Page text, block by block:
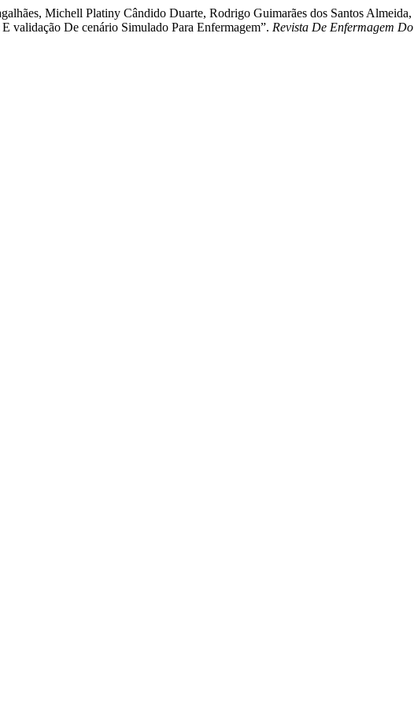
Michell Platiny Cândido Duarte, Rodrigo Guimarães dos Santos
validação De cenário Simulado Para Enfermagem”. Revista De Enfermagem